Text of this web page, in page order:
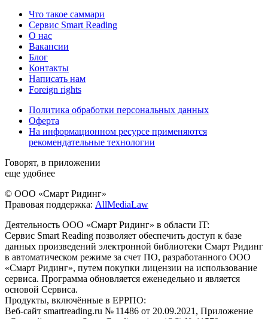
Что такое саммари
Сервис Smart Reading
О нас
Вакансии
Блог
Контакты
Написать нам
Foreign rights
Политика обработки персональных данных
Оферта
На информационном ресурсе применяются
рекомендательные технологии
Говорят, в приложении
еще удобнее
© ООО «Смарт Ридинг»
Правовая поддержка: AllMediaLaw
Деятельность ООО «Смарт Ридинг» в области IT:
Сервис Smart Reading позволяет обеспечить доступ к базе
данных произведений электронной библиотеки Смарт Ридинг
в автоматическом режиме за счет ПО, разработанного ООО
«Смарт Ридинг», путем покупки лицензии на использование
сервиса. Программа обновляется еженедельно и является
основой Сервиса.
Продукты, включённые в ЕРРПО:
Веб-сайт smartreading.ru № 11486 от 20.09.2021, Приложение